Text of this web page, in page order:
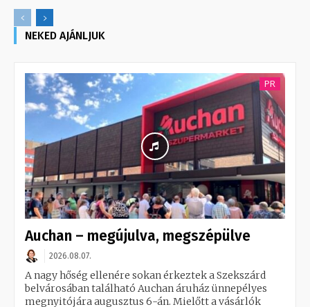
NEKED AJÁNLJUK
PR
Auchan – megújulva, megszépülve
2026.08.07.
A nagy hőség ellenére sokan érkeztek a Szekszárd
belvárosában található Auchan áruház ünnepélyes
megnyitójára augusztus 6-án. Mielőtt a vásárlók